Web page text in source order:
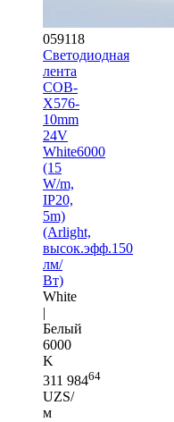
059118
Светодиодная
лента
COB-
X576-
10mm
24V
White6000
(15
W/m,
IP20,
5m)
(Arlight,
высок.эфф.150
лм/
Вт)
White
|
Белый
6000
K
311 98464
UZS/
м